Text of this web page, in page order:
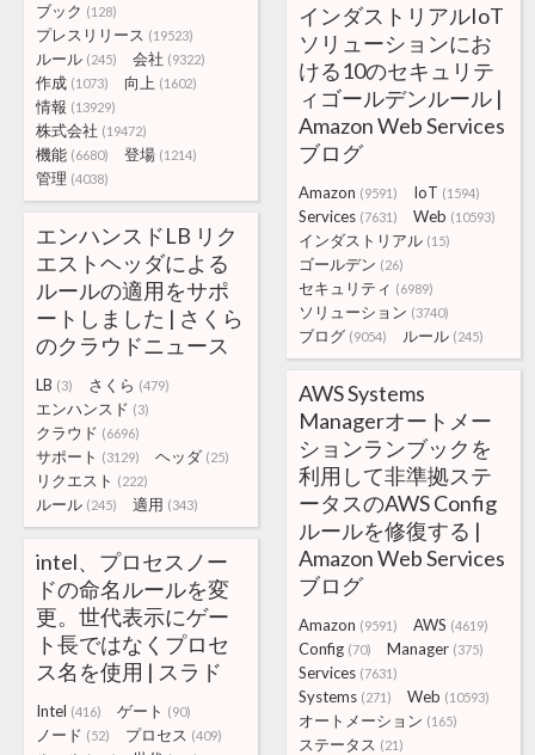
ブック (128)
プレスリリース (19523)
ルール (245) 会社 (9322)
作成 (1073) 向上 (1602)
情報 (13929)
株式会社 (19472)
機能 (6680) 登場 (1214)
管理 (4038)
インダストリアルIoT
ソリューションにお
ける10のセキュリテ
ィゴールデンルール |
Amazon Web Services
ブログ
Amazon (9591) IoT (1594)
Services (7631) Web (10593)
インダストリアル (15)
ゴールデン (26)
セキュリティ (6989)
ソリューション (3740)
ブログ (9054) ルール (245)
エンハンスドLB リク
エストヘッダによる
ルールの適用をサポ
ートしました | さくら
のクラウドニュース
LB (3) さくら (479)
エンハンスド (3)
クラウド (6696)
サポート (3129) ヘッダ (25)
リクエスト (222)
ルール (245) 適用 (343)
AWS Systems
Managerオートメー
ションランブックを
利用して非準拠ステ
ータスのAWS Config
ルールを修復する |
Amazon Web Services
ブログ
Amazon (9591) AWS (4619)
Config (70) Manager (375)
Services (7631)
Systems (271) Web (10593)
オートメーション (165)
ステータス (21)
intel、プロセスノー
ドの命名ルールを変
更。世代表示にゲー
ト長ではなくプロセ
ス名を使用 | スラド
Intel (416) ゲート (90)
ノード (52) プロセス (409)